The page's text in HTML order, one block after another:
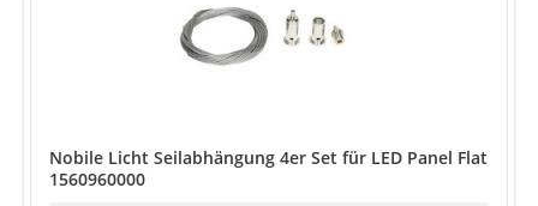
Nobile Licht Seilabhängung 4er Set für LED Panel Flat
1560960000